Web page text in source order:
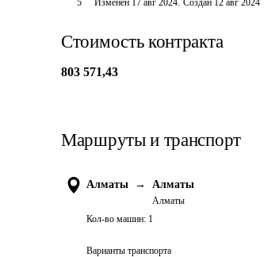
5 Изменён 17 авг 2024. Создан 12 авг 2024
Стоимость контракта
803 571,43
Маршруты и транспорт
Алматы → Алматы
Алматы
Кол-во машин: 1
Варианты транспорта